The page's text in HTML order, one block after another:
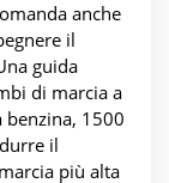
anche
il
guida
di marcia a
1500
il
più alta